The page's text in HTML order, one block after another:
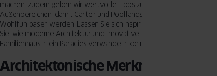
machen. Zudem geben wir wertvolle Tipps zur Gestaltung von
Außenbereichen, damit Garten und Poollandschaft zu wahren
Wohlfühloasen werden. Lassen Sie sich inspirieren und entdecken
Sie, wie moderne Architektur und innovative Lösungen Ihr
Familienhaus in ein Paradies verwandeln können.
Architektonische Merkmale